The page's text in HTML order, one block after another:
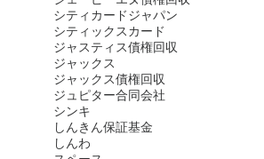
シティカードジャパン
シティックスカード
ジャスティス債権回収
ジャックス
ジャックス債権回収
ジュピター合同会社
シンキ
しんきん保証基金
しんわ